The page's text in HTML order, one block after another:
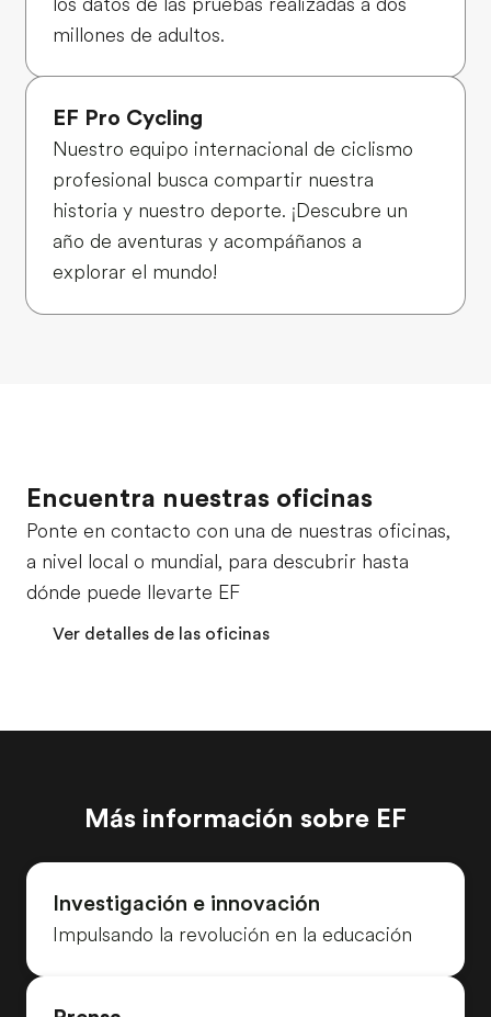
millones de adultos.
EF Pro Cycling
Nuestro equipo internacional de ciclismo
profesional busca compartir nuestra
historia y nuestro deporte. ¡Descubre un
año de aventuras y acompáñanos a
explorar el mundo!
Encuentra nuestras oficinas
Ponte en contacto con una de nuestras oficinas,
a nivel local o mundial, para descubrir hasta
dónde puede llevarte EF
Ver detalles de las oficinas
Más información sobre EF
Investigación e innovación
Impulsando la revolución en la educación